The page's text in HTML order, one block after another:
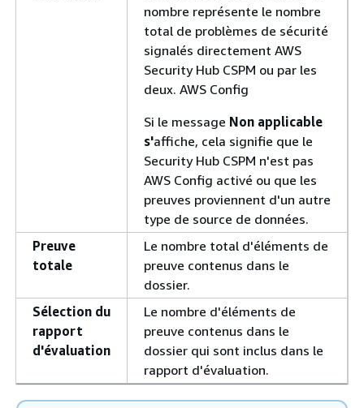
nombre représente le nombre
total de problèmes de sécurité
signalés directement AWS
Security Hub CSPM ou par les
deux. AWS Config
Si le message Non applicable
s'affiche, cela signifie que le
Security Hub CSPM n'est pas
AWS Config activé ou que les
preuves proviennent d'un autre
type de source de données.
Preuve
totale
Le nombre total d'éléments de
preuve contenus dans le
dossier.
Sélection du
rapport
d'évaluation
Le nombre d'éléments de
preuve contenus dans le
dossier qui sont inclus dans le
rapport d'évaluation.